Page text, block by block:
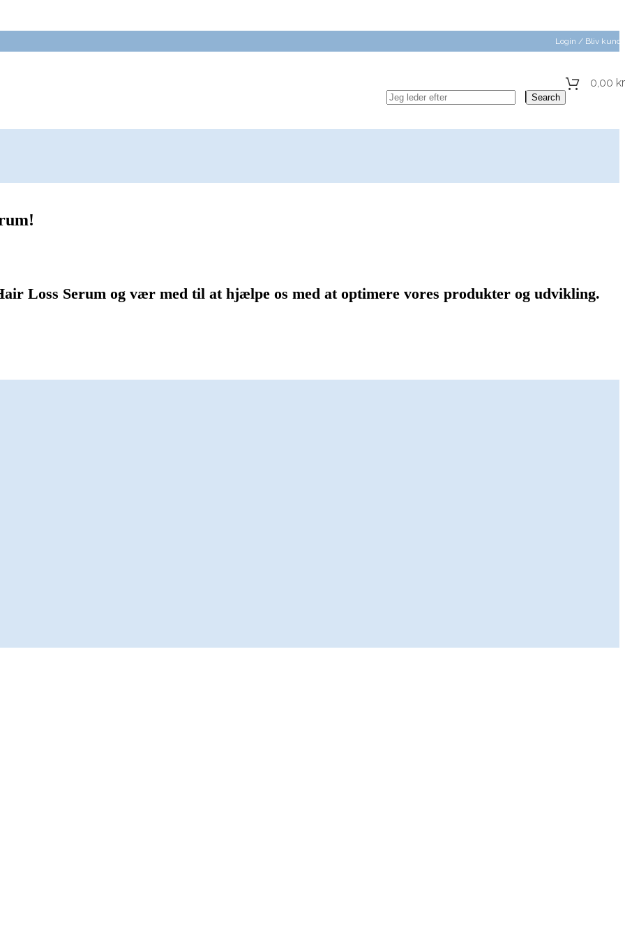
Login / Bliv
Search
0,00
Loss Serum og vær med til at hjælpe os med at optimere vores produkter og udvikling.